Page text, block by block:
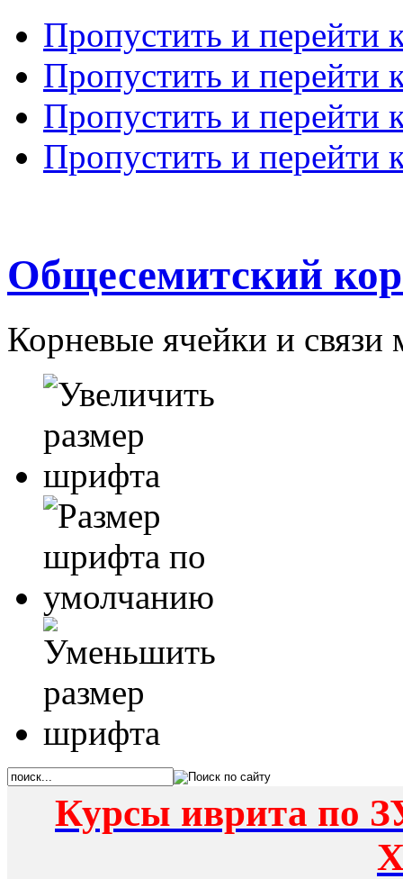
Пропустить и перейти
Пропустить и перейти
Пропустить и перейти
Пропустить и перейти
Общесемитский
Корневые ячейки и
Курсы иврита по